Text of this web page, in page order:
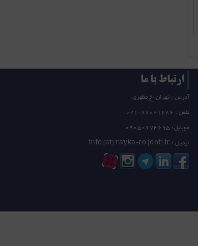
ارتباط با ما
آدرس : تهران، خ مطهری
تلفن : 21-88041286
0
موبایل: 09050673695
ایمیل : info [at] rayka-co [dot] ir